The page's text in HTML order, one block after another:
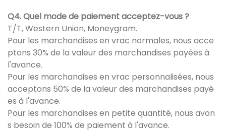
Q4. Quel mode de paiement acceptez-vous ?
T/T, Western Union, Moneygram.
Pour les marchandises en vrac normales, nous acce
ptons 30% de la valeur des marchandises payées à
l'avance.
Pour les marchandises en vrac personnalisées, nous
acceptons 50% de la valeur des marchandises payé
es à l'avance.
Pour les marchandises en petite quantité, nous avon
s besoin de 100% de paiement à l'avance.